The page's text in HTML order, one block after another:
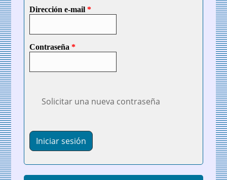
Dirección e-mail *
Contraseña *
Solicitar una nueva contraseña